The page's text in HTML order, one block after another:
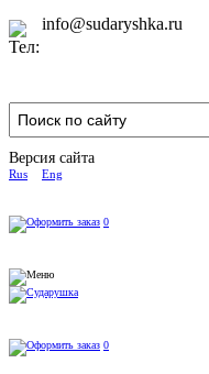
info@sudaryshka.ru
Версия сайта
Rus Eng
0
0